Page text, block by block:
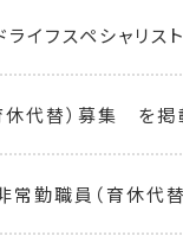
イフスペシャリス
代替）募集 を掲
勤職員（育休代